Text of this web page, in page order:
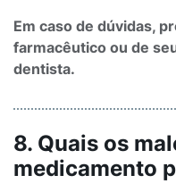
Em caso de dúvidas,
farmacêutico ou de
dentista.
8. Quais os
medicamento